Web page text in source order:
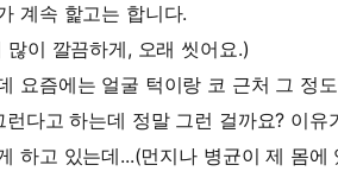
계속 핥고는 합니다.
이 깔끔하게, 오래 씻어요.)
요즘에는 얼굴 턱이랑 코 근처 그 정
다고 하는데 정말 그런 걸까요? 이
하고 있는데...(먼지나 병균이 제 몸에